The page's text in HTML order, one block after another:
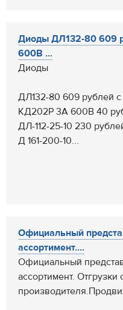
Диоды ДЛ132-80 609
600В ...
Диоды
ДЛ132-80 609 рублей
КД202Р 3А 600В 40
ДЛ-112-25-10 230
Д 161-200-10...
Официальный
ассортимент....
Официальный
ассортимент.